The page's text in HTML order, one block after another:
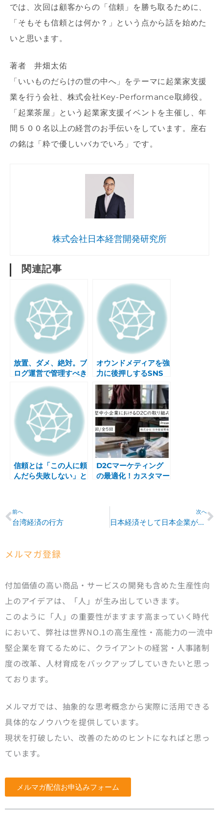
では、次回は顧客からの「信頼」を勝ち取るために、
「そもそも信頼とは何か？」という点から話を始めた
いと思います。
著者 井畑太佑
「いいものだらけの世の中へ」をテーマに起業家支援
業を行う会社、株式会社Key-Performance取締役。
「起業茶屋」という起業家支援イベントを主催し、年
間５００名以上の経営のお手伝いをしています。座右
の銘は「粋で優しいバカでいろ」です。
株式会社日本経営開発研究所
関連記事
放置、ダメ、絶対。ブ
ログ運営で管理すべき
オウンドメディアを強
力に後押しするSNS
の使い方
信頼とは「この人に頼
んだら失敗しない」と
D2Cマーケティング
の最適化！カスタマー
Prev
前へ
台湾経済の行方
次へ
日本経済そして日本企業が目指すべきもの
メルマガ登録
付加価値の高い商品・サービスの開発も含めた生産性向
上のアイデアは、「人」が生み出していきます。
このように「人」の重要性がますます高まっていく時代
において、弊社は世界NO.1の高生産性・高能力の一流中
堅企業を育てるために、クライアントの経営・人事諸制
度の改革、人材育成をバックアップしていきたいと思っ
ております。
メルマガでは、抽象的な思考概念から実際に活用できる
具体的なノウハウを提供しています。
現状を打破したい、改善のためのヒントになればと思っ
ています。
メルマガ配信お申込みフォーム